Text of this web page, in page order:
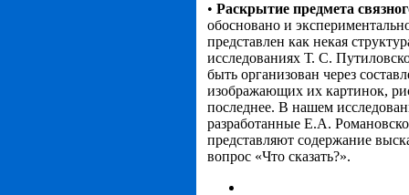
• Раскрытие предмета
обосновано и
представлен как некая
исследованиях Т. С.
быть организован через
изображающих их картинок,
последнее. В нашем
разработанные Е.А.
представляют содержание
вопрос «Что сказать?».